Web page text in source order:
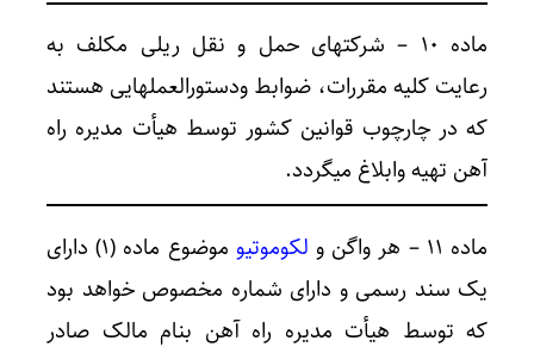
ماده ۱۰ – شرکتهای حمل و نقل ریلی مکلف به
رعایت کلیه مقررات، ضوابط ودستورالعملهایی هستند
که در چارچوب قوانین کشور توسط هیأت مدیره راه
آهن تهیه وابلاغ میگردد.
ماده ۱۱ – هر واگن و لکوموتیو
موضوع ماده (۱) دارای
یک سند رسمی و دارای شماره مخصوص خواهد بود
که توسط هیأت مدیره راه آهن بنام مالک صادر